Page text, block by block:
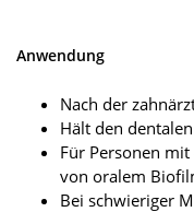
Anwendung
Nach der
Hält den
Für Personen
von oralem
Bei schwieriger